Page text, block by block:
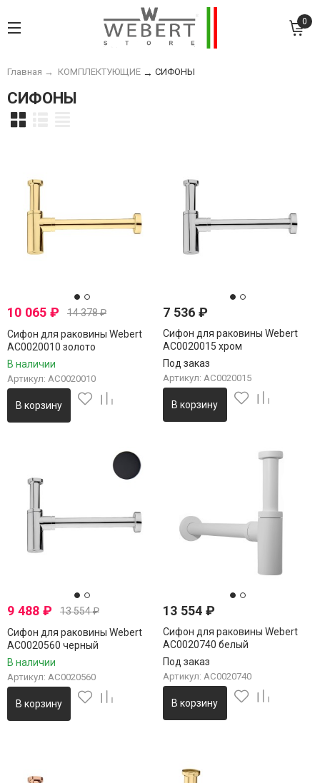
0
Главная → КОМПЛЕКТУЮЩИЕ → СИФОНЫ
СИФОНЫ
10 065 ₽ 14 378₽
Сифон для раковины Webert
AC0020010 золото
В наличии
Артикул: AC0020010
В корзину
7 536₽
Сифон для раковины Webert
AC0020015 хром
Под заказ
Артикул: AC0020015
В корзину
9 488 ₽ 13 554₽
Сифон для раковины Webert
AC0020560 черный
В наличии
Артикул: AC0020560
В корзину
13 554₽
Сифон для раковины Webert
AC0020740 белый
Под заказ
Артикул: AC0020740
В корзину